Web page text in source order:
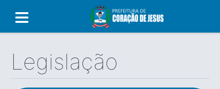
Legislação